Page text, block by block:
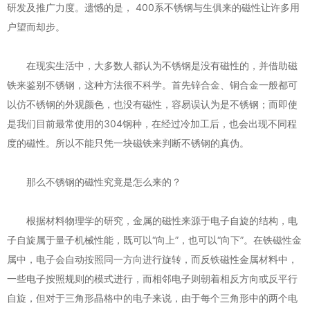
研发及推广力度。遗憾的是， 400系不锈钢与生俱来的磁性让许多用
户望而却步。
在现实生活中，大多数人都认为不锈钢是没有磁性的，并借助磁
铁来鉴别不锈钢，这种方法很不科学。首先锌合金、铜合金一般都可
以仿不锈钢的外观颜色，也没有磁性，容易误认为是不锈钢；而即使
是我们目前最常使用的304钢种，在经过冷加工后，也会出现不同程
度的磁性。所以不能只凭一块磁铁来判断不锈钢的真伪。
那么不锈钢的磁性究竟是怎么来的？
根据材料物理学的研究，金属的磁性来源于电子自旋的结构，电
子自旋属于量子机械性能，既可以“向上”，也可以“向下”。在铁磁性金
属中，电子会自动按照同一方向进行旋转，而反铁磁性金属材料中，
一些电子按照规则的模式进行，而相邻电子则朝着相反方向或反平行
自旋，但对于三角形晶格中的电子来说，由于每个三角形中的两个电